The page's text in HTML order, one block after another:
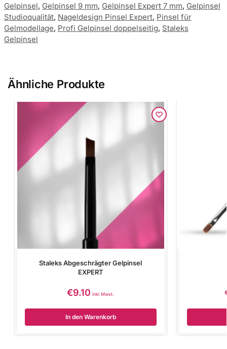
Gelpinsel, Gelpinsel 9 mm, Gelpinsel Expert 7 mm, Gelpinsel
Studioqualität, Nageldesign Pinsel Expert, Pinsel für
Gelmodellage, Profi Gelpinsel doppelseitig, Staleks
Gelpinsel
Ähnliche Produkte
Staleks Abgeschrägter Gelpinsel
EXPERT
€9.10 inkl Mwst.
In den Warenkorb